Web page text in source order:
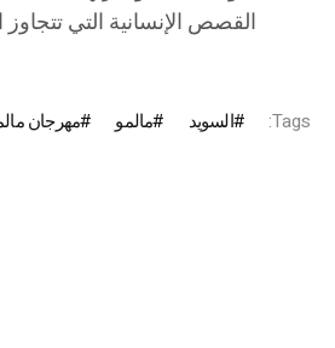
القصص الإنسانية التي تتجاوز
Tags: السويد مالمو مهرجان